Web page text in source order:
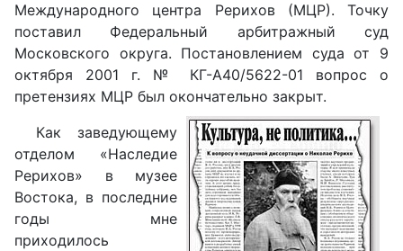
Международного центра Рерихов (МЦР). Точку
поставил Федеральный арбитражный суд
Московского округа. Постановлением суда от 9
октября 2001 г. № КГ-А40/5622-01 вопрос о
претензиях МЦР был окончательно закрыт.
Как заведующему
отделом «Наследие
Рерихов» в музее
Востока, в последние
годы мне
приходилось